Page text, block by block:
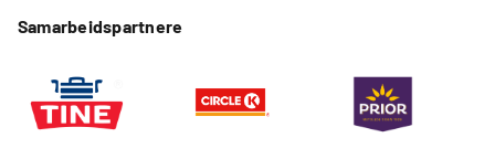
Samarbeidspartnere